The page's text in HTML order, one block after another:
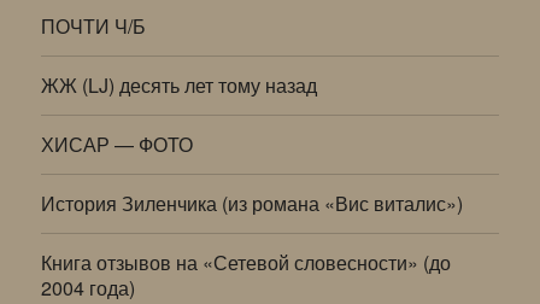
ПОЧТИ Ч/Б
ЖЖ (LJ) десять лет тому назад
ХИСАР — ФОТО
История Зиленчика (из романа «Вис виталис»)
Книга отзывов на «Сетевой словесности» (до
2004 года)